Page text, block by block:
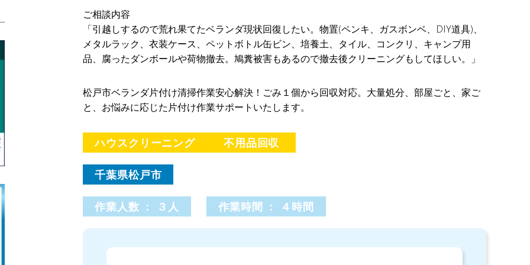
ご相談内容
「引越しするので荒れ果てたベランダ現状回復したい。物置(ペンキ、ガスボンベ、DIY道具)、
メタルラック、衣装ケース、ペットボトル缶ビン、培養土、タイル、コンクリ、キャンプ用
品、腐ったダンボールや荷物撤去。鳩糞被害もあるので撤去後クリーニングもしてほしい。」
松戸市ベランダ片付け清掃作業安心解決！ごみ１個から回収対応。大量処分、部屋ごと、家ご
と、お悩みに応じた片付け作業サポートいたします。
ハウスクリーニング 不用品回収
千葉県松戸市
作業人数 : ３人 作業時間 : ４時間